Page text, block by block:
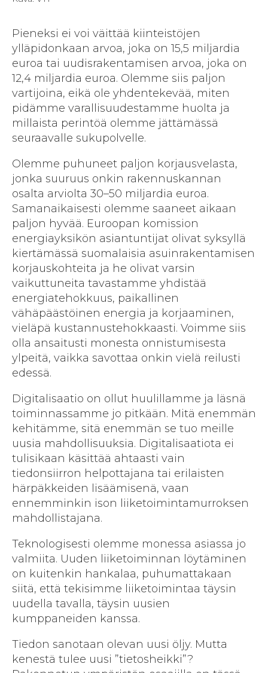
Pieneksi ei voi väittää kiinteistöjen
ylläpidonkaan arvoa, joka on 15,5 miljardia
euroa tai uudisrakentamisen arvoa, joka on
12,4 miljardia euroa. Olemme siis paljon
vartijoina, eikä ole yhdentekevää, miten
pidämme varallisuudestamme huolta ja
millaista perintöä olemme jättämässä
seuraavalle sukupolvelle.
Olemme puhuneet paljon korjausvelasta,
jonka suuruus onkin rakennuskannan
osalta arviolta 30–50 miljardia euroa.
Samanaikaisesti olemme saaneet aikaan
paljon hyvää. Euroopan komission
energiayksikön asiantuntijat olivat syksyllä
kiertämässä suomalaisia asuinrakentamisen
korjauskohteita ja he olivat varsin
vaikuttuneita tavastamme yhdistää
energiatehokkuus, paikallinen
vähäpäästöinen energia ja korjaaminen,
vieläpä kustannustehokkaasti. Voimme siis
olla ansaitusti monesta onnistumisesta
ylpeitä, vaikka savottaa onkin vielä reilusti
edessä.
Digitalisaatio on ollut huulillamme ja läsnä
toiminnassamme jo pitkään. Mitä enemmän
kehitämme, sitä enemmän se tuo meille
uusia mahdollisuuksia. Digitalisaatiota ei
tulisikaan käsittää ahtaasti vain
tiedonsiirron helpottajana tai erilaisten
härpäkkeiden lisäämisenä, vaan
ennemminkin ison liiketoimintamurroksen
mahdollistajana.
Teknologisesti olemme monessa asiassa jo
valmiita. Uuden liiketoiminnan löytäminen
on kuitenkin hankalaa, puhumattakaan
siitä, että tekisimme liiketoimintaa täysin
uudella tavalla, täysin uusien
kumppaneiden kanssa.
Tiedon sanotaan olevan uusi öljy. Mutta
kenestä tulee uusi ”tietosheikki”?